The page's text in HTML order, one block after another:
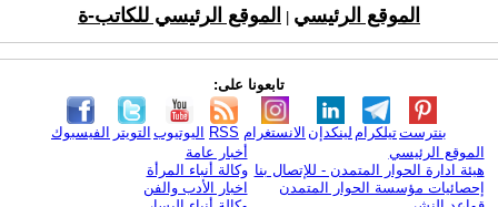
الموقع الرئيسي الموقع الرئيسي للكاتب-ة
تابعونا على:
الفيسبوك التويتر اليوتيوب RSS الانستغرام لينكدإن تيلكرامبنترست
الموقع الرئيسي
هيئة ادارة الحوار المتمدن - للإتصال بنا
إحصائيات مؤسسة الحوار المتمدن
أخبار عامة
وكالة أنباء المرأة
اخبار الأدب والفن